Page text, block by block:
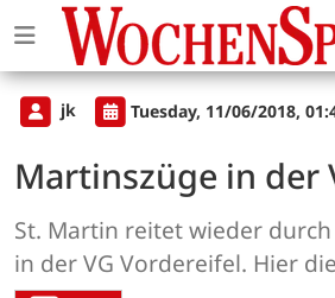
jk Tuesday, 11/06/2018,
Martinszüge in der
St. Martin reitet wieder
in der VG Vordereifel. Hier